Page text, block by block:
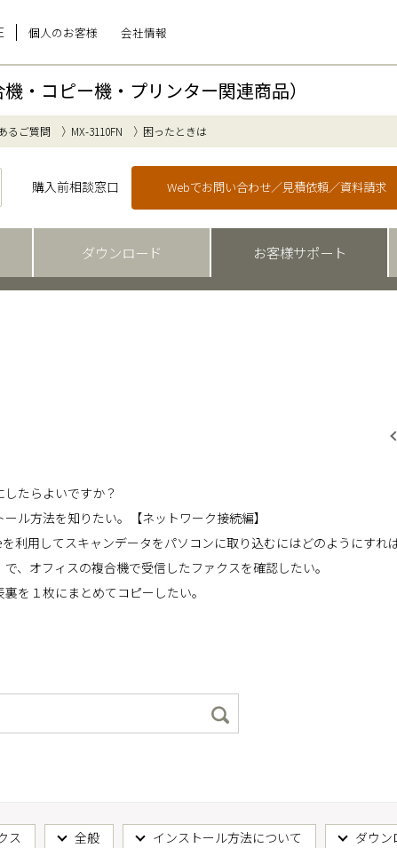
個人のお客様 会社情報
・コピー機・プリンター関連商品）
るご質問 MX-3110FN 困ったときは
購入前相談窓口 Webでお問い合わせ／見積依頼／資料請求
ダウンロード お客様サポート
たらよいですか？
ル方法を知りたい。【ネットワーク接続編】
利用してスキャンデータをパソコンに取り込むにはどのようにすれ
、オフィスの複合機で受信したファクスを確認したい。
を１枚にまとめてコピーしたい。
ス 全般 インストール方法について
ダウン